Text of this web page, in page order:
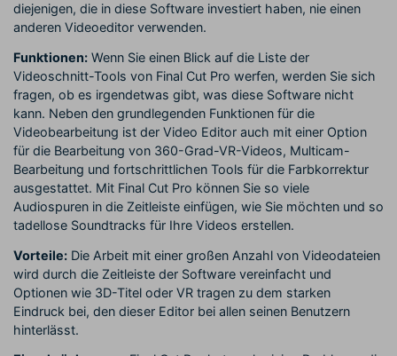
diejenigen, die in diese Software investiert haben, nie einen
anderen Videoeditor verwenden.
Funktionen: Wenn Sie einen Blick auf die Liste der
Videoschnitt-Tools von Final Cut Pro werfen, werden Sie sich
fragen, ob es irgendetwas gibt, was diese Software nicht
kann. Neben den grundlegenden Funktionen für die
Videobearbeitung ist der Video Editor auch mit einer Option
für die Bearbeitung von 360-Grad-VR-Videos, Multicam-
Bearbeitung und fortschrittlichen Tools für die Farbkorrektur
ausgestattet. Mit Final Cut Pro können Sie so viele
Audiospuren in die Zeitleiste einfügen, wie Sie möchten und so
tadellose Soundtracks für Ihre Videos erstellen.
Vorteile: Die Arbeit mit einer großen Anzahl von Videodateien
wird durch die Zeitleiste der Software vereinfacht und
Optionen wie 3D-Titel oder VR tragen zu dem starken
Eindruck bei, den dieser Editor bei allen seinen Benutzern
hinterlässt.